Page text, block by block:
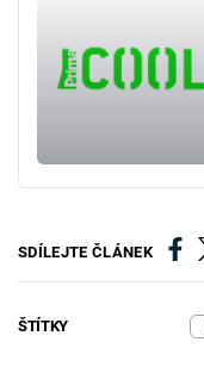
SDÍLEJTE ČLÁNEK
ŠTÍTKY